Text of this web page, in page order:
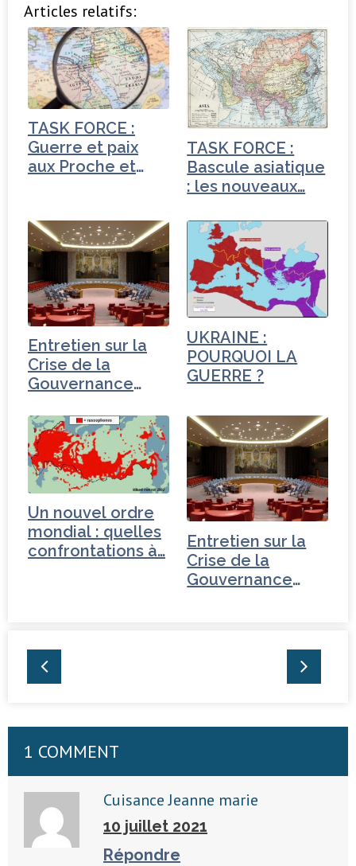
c
e
b
o
o
k
it
t
e
r
k
e
dI
n
ta
g
e
r
Articles relatifs:
TASK FORCE :
Guerre et paix
aux Proche et
TASK FORCE :
Bascule asiatique
: les nouveaux…
Entretien sur la
Crise de la
Gouvernance
Turquie
UKRAINE :
POURQUOI LA
GUERRE ?
Un nouvel ordre
mondial : quelles
confrontations à…
Entretien sur la
Crise de la
Gouvernance
1 COMMENT
Cuisance Jeanne marie
10 juillet 2021
Répondre